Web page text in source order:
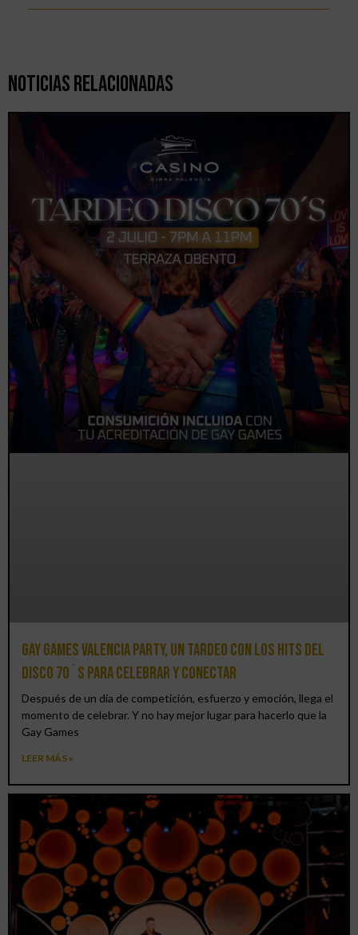
Noticias Relacionadas
Gay Games Valencia Party, un tardeo con los hits del
DISCO 70´S para celebrar y conectar
Después de un día de competición, esfuerzo y emoción, llega el
momento de celebrar. Y no hay mejor lugar para hacerlo que la
Gay Games
LEER MÁS »